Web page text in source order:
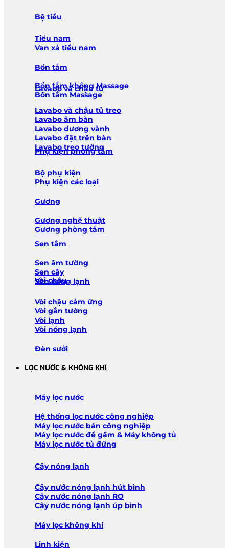
Bệ tiểu
Tiểu nam
Van xả tiểu nam
Bồn tắm
Bồn tắm không Massage
Bồn tắm Massage
Lavabo và chậu tủ
Lavabo và chậu tủ treo
Lavabo âm bàn
Lavabo dương vành
Lavabo đặt trên bàn
Lavabo treo tường
Phụ kiện phòng tắm
Bộ phụ kiện
Phụ kiện các loại
Gương
Gương nghệ thuật
Gương phòng tắm
Sen tắm
Sen âm tường
Sen cây
Sen nóng lạnh
Vòi chậu
Vòi chậu cảm ứng
Vòi gắn tường
Vòi lạnh
Vòi nóng lạnh
Đèn sưởi
LỌC NƯỚC & KHÔNG KHÍ
Máy lọc nước
Hệ thống lọc nước công nghiệp
Máy lọc nước bán công nghiệp
Máy lọc nước để gầm & Máy không tủ
Máy lọc nước tủ đứng
Cây nóng lạnh
Cây nước nóng lạnh hút bình
Cây nước nóng lạnh RO
Cây nước nóng lạnh úp bình
Máy lọc không khí
Linh kiện